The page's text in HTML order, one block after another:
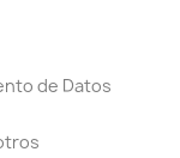
de Datos